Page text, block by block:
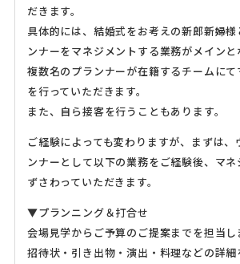
だきます。
具体的には、結婚式をお考えの新郎新婦
ンナーをマネジメントする業務がメインと
複数名のプランナーが在籍するチームに
を行っていただきます。
また、自ら接客を行うこともあります。
ご経験によっても変わりますが、まずは、
ンナーとして以下の業務をご経験後、マ
ずさわっていただきます。
▼プランニング＆打合せ
会場見学からご予算のご提案までを担当し
招待状・引き出物・演出・料理などの詳